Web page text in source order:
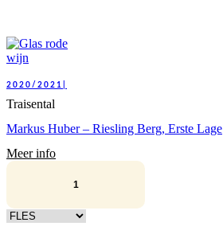
2020/2021|
Traisental
Markus Huber – Riesling Berg, Erste Lage
Meer info
Kies verpakking